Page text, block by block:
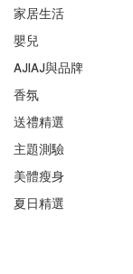
家居生活
嬰兒
AJIAJ與品牌
香氛
送禮精選
主題測驗
美體瘦身
夏日精選